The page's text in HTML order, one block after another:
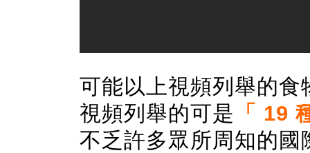
可能以上視頻列舉的
視頻列舉的可是 「 19
不乏許多眾所周知的